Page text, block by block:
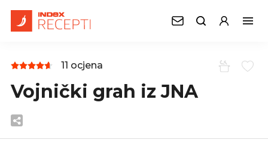
11 ocjena
Vojnički grah iz JNA